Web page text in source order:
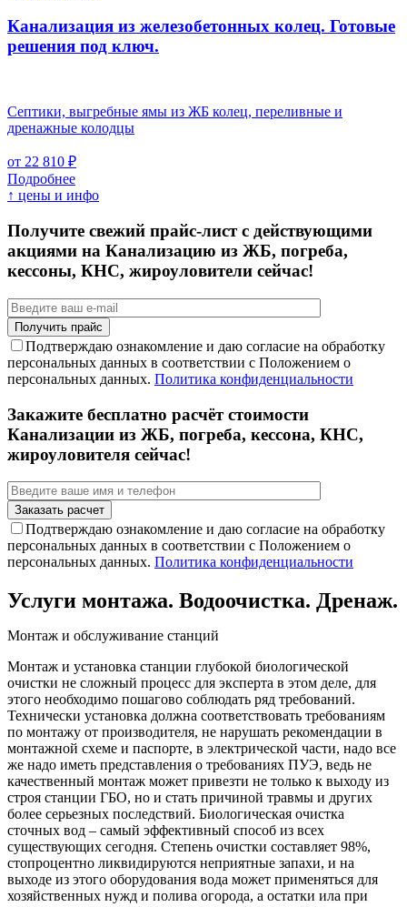
Канализация из железобетонных колец. Готовые
решения под ключ.
Септики, выгребные ямы из ЖБ колец, переливные и
дренажные колодцы
от 22 810 ₽
Подробнее
↑ цены и инфо
Получите свежий прайс-лист с действующими
акциями на Канализацию из ЖБ, погреба,
кессоны, КНС, жироуловители сейчас!
Подтверждаю ознакомление и даю согласие на обработку
персональных данных в соответствии с Положением о
персональных данных. Политика конфиденциальности
Закажите бесплатно расчёт стоимости
Канализации из ЖБ, погреба, кессона, КНС,
жироуловителя сейчас!
Подтверждаю ознакомление и даю согласие на обработку
персональных данных в соответствии с Положением о
персональных данных. Политика конфиденциальности
Услуги монтажа. Водоочистка. Дренаж.
Монтаж и обслуживание станций
Монтаж и установка станции глубокой биологической
очистки не сложный процесс для эксперта в этом деле, для
этого необходимо пошагово соблюдать ряд требований.
Технически установка должна соответствовать требованиям
по монтажу от производителя, не нарушать рекомендации в
монтажной схеме и паспорте, в электрической части, надо все
же надо иметь представления о требованиях ПУЭ, ведь не
качественный монтаж может привезти не только к выходу из
строя станции ГБО, но и стать причиной травмы и других
более серьезных последствий. Биологическая очистка
сточных вод – самый эффективный способ из всех
существующих сегодня. Степень очистки составляет 98%,
стопроцентно ликвидируются неприятные запахи, и на
выходе из этого оборудования вода может применяться для
хозяйственных нужд и полива огорода, а остатки ила при